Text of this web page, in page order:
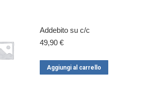
Addebito su c/c
49,90 €
Aggiungi al carrello